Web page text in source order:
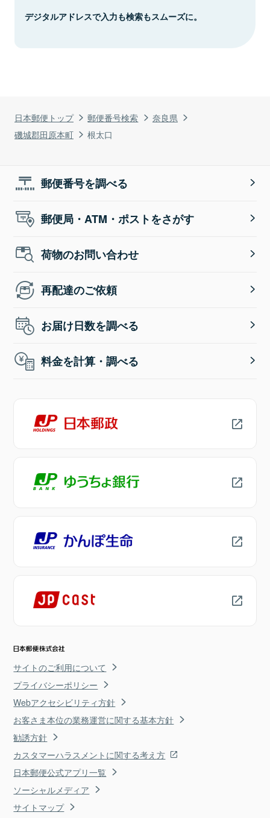
日本郵便トップ 郵便番号検索
奈良県
磯城郡田原本町
根太口
デジタルアドレスで入力も検索もスムーズに。
郵便番号を調べる
郵便局・ATM・ポストをさがす
荷物のお問い合わせ
再配達のご依頼
お届け日数を調べる
料金を計算・調べる
サイトのご利用について
プライバシーポリシー
Webアクセシビリティ方針
お客さま本位の業務運営に関する基本方針
勧誘方針
カスタマーハラスメントに関する考え方
日本郵便公式アプリ一覧
ソーシャルメディア
サイトマップ